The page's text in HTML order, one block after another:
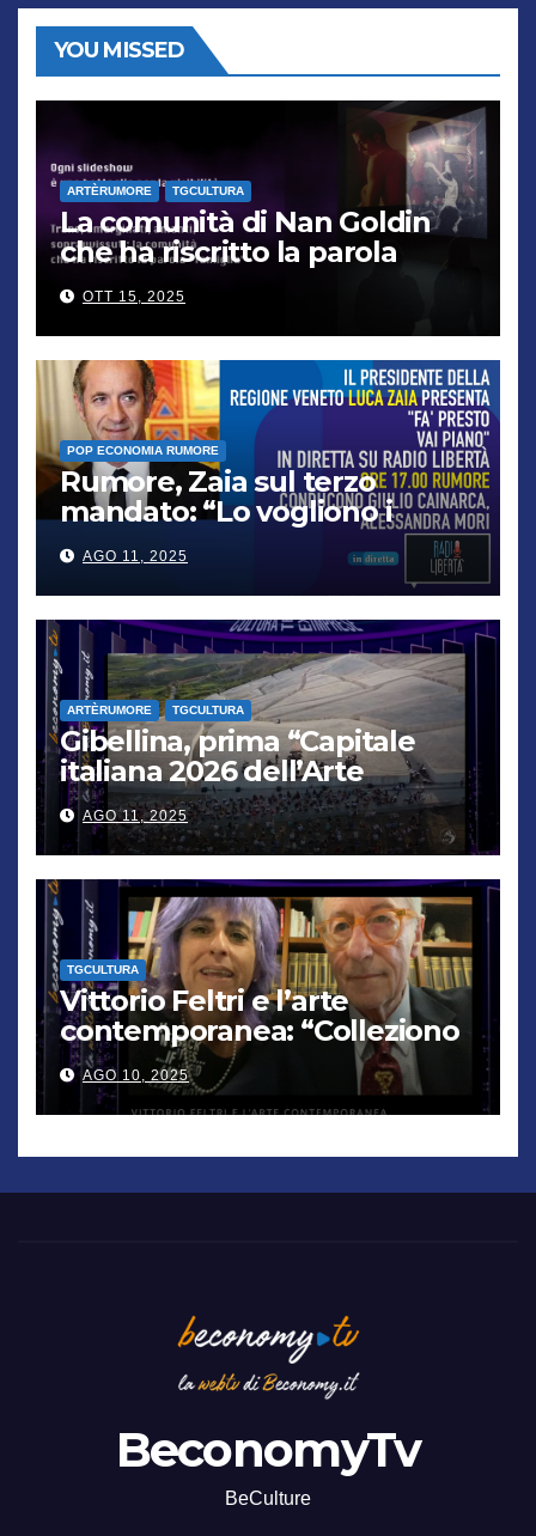
YOU MISSED
ARTÈRUMORE TGCULTURA
La comunità di Nan Goldin
che ha riscritto la parola
“famiglia”
OTT 15, 2025
POP ECONOMIA RUMORE
Rumore, Zaia sul terzo
mandato: “Lo vogliono i
cittadini, chi non lo capisce
verrà punito”
AGO 11, 2025
ARTÈRUMORE TGCULTURA
Gibellina, prima “Capitale
italiana 2026 dell’Arte
contemporanea”
AGO 11, 2025
TGCULTURA
Vittorio Feltri e l’arte
contemporanea: “Colleziono
De Chirico. Cattelan? Un
genio”
AGO 10, 2025
BeconomyTv
BeCulture